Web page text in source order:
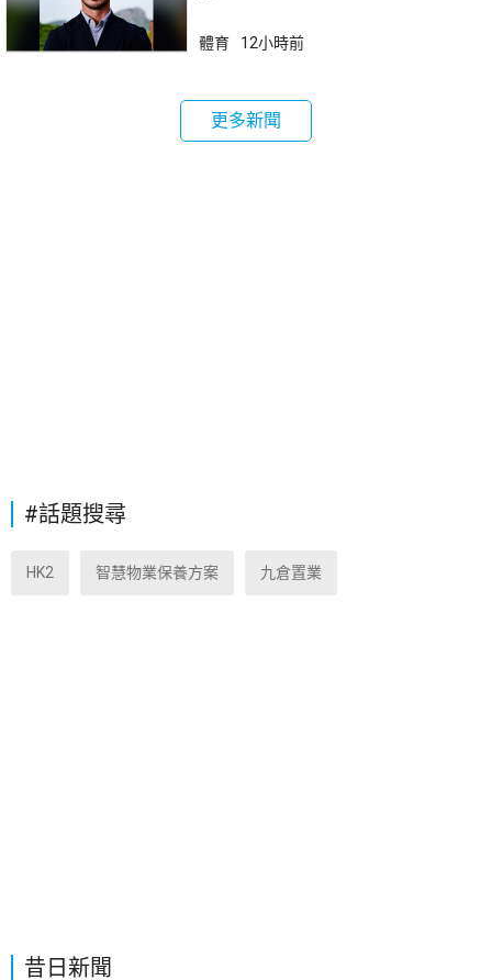
昔日新聞
體育 12小時前
更多新聞
#話題搜尋
HK2 智慧物業保養方案 九倉置業